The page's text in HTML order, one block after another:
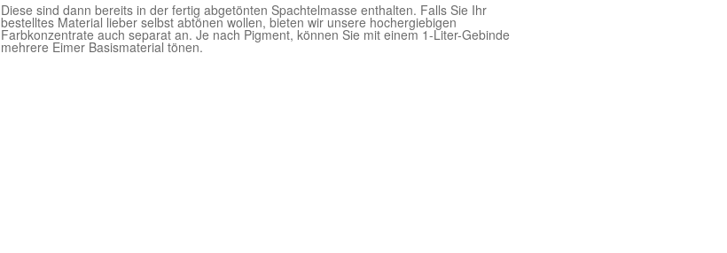
Diese sind dann bereits in der fertig abgetönten Spachtelmasse enthalten. Falls Sie Ihr
bestelltes Material lieber selbst abtönen wollen, bieten wir unsere hochergiebigen
Farbkonzentrate auch separat an. Je nach Pigment, können Sie mit einem 1-Liter-Gebinde
mehrere Eimer Basismaterial tönen.